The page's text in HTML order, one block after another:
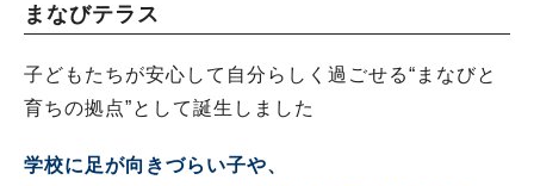
まなびテラス
子どもたちが安心して自分らしく過ごせる“まなびと
育ちの拠点”として誕生しました
学校に足が向きづらい子や、